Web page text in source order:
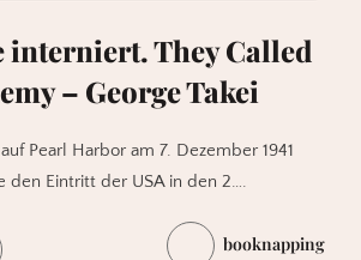
interniert. They Called
– George Takei
Pearl Harbor am 7. Dezember 1941
den Eintritt der USA in den 2….
booknapping